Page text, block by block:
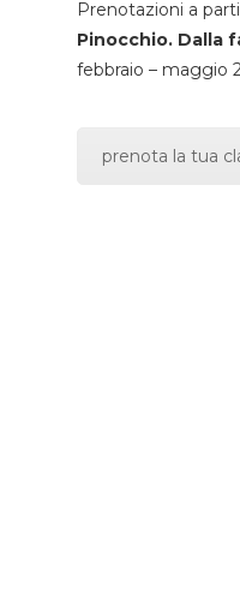
Prenotazioni a
Pinocchio. Dalla
febbraio – maggio
prenota la tua